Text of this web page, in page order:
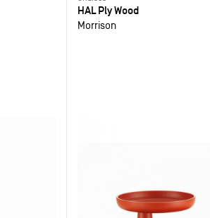
HAL Ply Wood
Morrison